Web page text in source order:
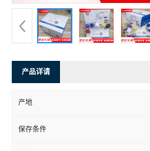
产品详请
产地
保存条件